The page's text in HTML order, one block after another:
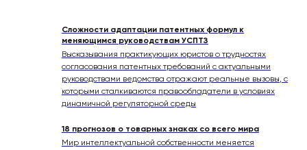
Сложности адаптации патентных формул к
меняющимся руководствам УСПТЗ
Высказывания практикующих юристов о трудностях
согласования патентных требований с актуальными
руководствами ведомства отражают реальные вызовы, с
которыми сталкиваются правообладатели в условиях
динамичной регуляторной среды
18 прогнозов о товарных знаках со всего мира
Мир интеллектуальной собственности меняется